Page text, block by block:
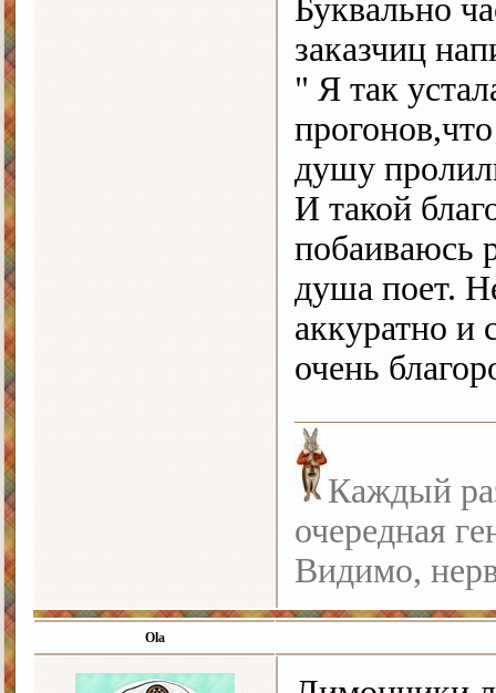
Буквально
заказчиц
" Я так
душу
И такой
побаиваюсь
душа поет.
аккуратно и
очень
Каждый
очередная
Видимо,
Ola